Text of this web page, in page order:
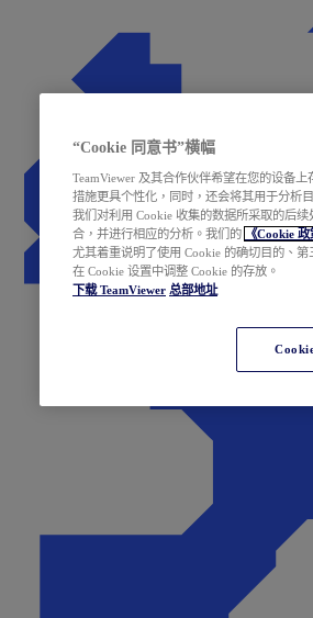
“Cookie 同意书”横幅
TeamViewer 及其合作伙伴希望在您的设备
措施更具个性化，同时，还会将其用于分析
我们对利用 Cookie 收集的数据所采取的后
合，并进行相应的分析。我们的
《Cookie 政
尤其着重说明了使用 Cookie 的确切目的、
在 Cookie 设置中调整 Cookie 的存放。
下载 TeamViewer 总部地址